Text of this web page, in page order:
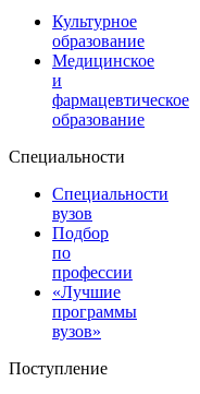
Культурное
образование
Медицинское
и
фармацевтическое
образование
Специальности
Специальности
вузов
Подбор
по
профессии
«Лучшие
программы
вузов»
Поступление